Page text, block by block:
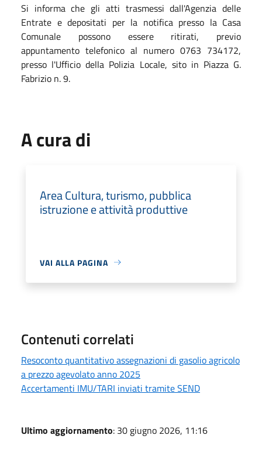
Si informa che gli atti trasmessi dall'Agenzia delle
Entrate e depositati per la notifica presso la Casa
Comunale possono essere ritirati, previo
appuntamento telefonico al numero 0763 734172,
presso l'Ufficio della Polizia Locale, sito in Piazza G.
Fabrizio n. 9.
A cura di
Area Cultura, turismo, pubblica
istruzione e attività produttive
VAI ALLA PAGINA
Contenuti correlati
Resoconto quantitativo assegnazioni di gasolio agricolo
a prezzo agevolato anno 2025
Accertamenti IMU/TARI inviati tramite SEND
Ultimo aggiornamento: 30 giugno 2026, 11:16